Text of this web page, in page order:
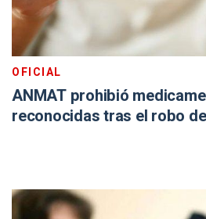
OFICIAL
ANMAT prohibió
reconocidas tras el robo